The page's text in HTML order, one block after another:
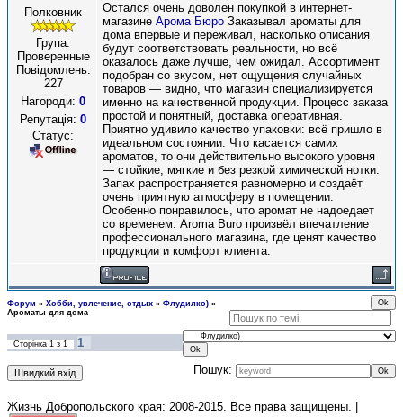
Полковник
Група:
Проверенные
Повідомлень:
227
Нагороди: 0
Репутація: 0
Статус:
Остался очень доволен покупкой в интернет-
магазине Арома Бюро Заказывал ароматы для
дома впервые и переживал, насколько описания
будут соответствовать реальности, но всё
оказалось даже лучше, чем ожидал. Ассортимент
подобран со вкусом, нет ощущения случайных
товаров — видно, что магазин специализируется
именно на качественной продукции. Процесс заказа
простой и понятный, доставка оперативная.
Приятно удивило качество упаковки: всё пришло в
идеальном состоянии. Что касается самих
ароматов, то они действительно высокого уровня
— стойкие, мягкие и без резкой химической нотки.
Запах распространяется равномерно и создаёт
очень приятную атмосферу в помещении.
Особенно понравилось, что аромат не надоедает
со временем. Aroma Buro произвёл впечатление
профессионального магазина, где ценят качество
продукции и комфорт клиента.
Форум » Хобби, увлечение, отдых » Флудилко) »
Ароматы для дома
Сторінка 1 з 1
1
Пошук:
Жизнь Добропольского края: 2008-2015. Все права защищены. |